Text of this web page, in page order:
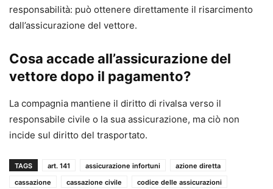
responsabilità: può ottenere direttamente il risarcimento
dall’assicurazione del vettore.
Cosa accade all’assicurazione del
vettore dopo il pagamento?
La compagnia mantiene il diritto di rivalsa verso il
responsabile civile o la sua assicurazione, ma ciò non
incide sul diritto del trasportato.
TAGS art. 141 assicurazione infortuni
azione diretta
cassazione
cassazione civile
codice delle assicurazioni